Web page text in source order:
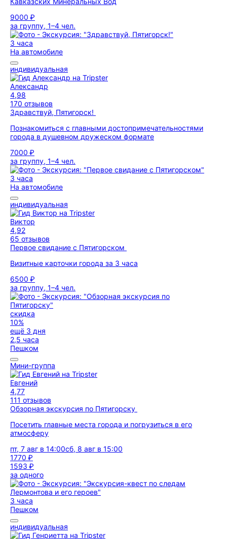
9000 ₽
за группу, 1–4 чел.
3 часа
На автомобиле
индивидуальная
Александр
4,98
170 отзывов
Здравствуй, Пятигорск!
Познакомиться с главными достопримечательностями
города в душевном дружеском формате
7000 ₽
за группу, 1–4 чел.
3 часа
На автомобиле
индивидуальная
Виктор
4,92
65 отзывов
Первое свидание с Пятигорском
Визитные карточки города за 3 часа
6500 ₽
за группу, 1–4 чел.
скидка
10%
ещё 3 дня
2,5 часа
Пешком
Мини-группа
Евгений
4,77
111 отзывов
Обзорная экскурсия по Пятигорску
Посетить главные места города и погрузиться в его
атмосферу
пт, 7 авг в 14:00сб, 8 авг в 15:00
1770 ₽
1593 ₽
за одного
3 часа
Пешком
индивидуальная